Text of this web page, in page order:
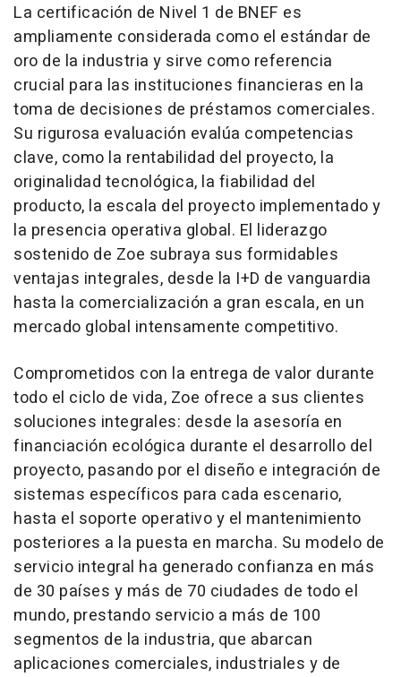
La certificación de Nivel 1 de BNEF es
ampliamente considerada como el estándar de
oro de la industria y sirve como referencia
crucial para las instituciones financieras en la
toma de decisiones de préstamos comerciales.
Su rigurosa evaluación evalúa competencias
clave, como la rentabilidad del proyecto, la
originalidad tecnológica, la fiabilidad del
producto, la escala del proyecto implementado y
la presencia operativa global. El liderazgo
sostenido de Zoe subraya sus formidables
ventajas integrales, desde la I+D de vanguardia
hasta la comercialización a gran escala, en un
mercado global intensamente competitivo.
Comprometidos con la entrega de valor durante
todo el ciclo de vida, Zoe ofrece a sus clientes
soluciones integrales: desde la asesoría en
financiación ecológica durante el desarrollo del
proyecto, pasando por el diseño e integración de
sistemas específicos para cada escenario,
hasta el soporte operativo y el mantenimiento
posteriores a la puesta en marcha. Su modelo de
servicio integral ha generado confianza en más
de 30 países y más de 70 ciudades de todo el
mundo, prestando servicio a más de 100
segmentos de la industria, que abarcan
aplicaciones comerciales, industriales y de